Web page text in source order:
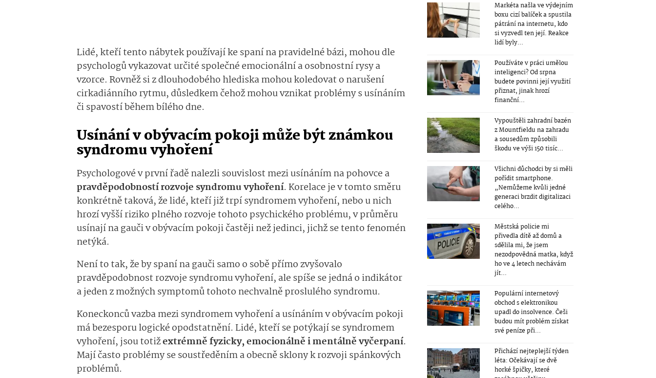
Lidé, kteří tento nábytek používají ke spaní na pravidelné bázi, mohou dle
psychologů vykazovat určité společné emocionální a osobnostní rysy a
vzorce. Rovněž si z dlouhodobého hlediska mohou koledovat o narušení
cirkadiánního rytmu, důsledkem čehož mohou vznikat problémy s usínáním
či spavostí během bílého dne.
Usínání v obývacím pokoji může být známkou
syndromu vyhoření
Psychologové v první řadě nalezli souvislost mezi usínáním na pohovce a
pravděpodobností rozvoje syndromu vyhoření. Korelace je v tomto směru
konkrétně taková, že lidé, kteří již trpí syndromem vyhoření, nebo u nich
hrozí vyšší riziko plného rozvoje tohoto psychického problému, v průměru
usínají na gauči v obývacím pokoji častěji než jedinci, jichž se tento fenomén
netýká.
Není to tak, že by spaní na gauči samo o sobě přímo zvyšovalo
pravděpodobnost rozvoje syndromu vyhoření, ale spíše se jedná o indikátor
a jeden z možných symptomů tohoto nechvalně proslulého syndromu.
Koneckonců vazba mezi syndromem vyhoření a usínáním v obývacím pokoji
má bezesporu logické opodstatnění. Lidé, kteří se potýkají se syndromem
vyhoření, jsou totižextrémně fyzicky, emocionálně i mentálně vyčerpaní.
Mají často problémy se soustředěním a obecně sklony k rozvoji spánkových
problémů.
Markéta našla ve výdejním
boxu cizí balíček a spustila
pátrání na internetu, kdo
si vyzvedl ten její. Reakce
lidí byly...
Používáte v práci umělou
inteligenci? Od srpna
budete povinni její využití
přiznat, jinak hrozí
finanční...
Vypouštěli zahradní bazén
z Mountfieldu na zahradu
a sousedům způsobili
škodu ve výši 150 tisíc...
Všichni důchodci by si měli
pořídit smartphone.
„Nemůžeme kvůli jedné
generaci brzdit digitalizaci
celého...
Městská policie mi
přivedla dítě až domů a
sdělila mi, že jsem
nezodpovědná matka, když
ho ve 4 letech nechávám
jít...
Populární internetový
obchod s elektronikou
upadl do insolvence. Češi
budou mít problém získat
své peníze při...
Přichází nejteplejší týden
léta: Očekávají se dvě
horké špičky, které